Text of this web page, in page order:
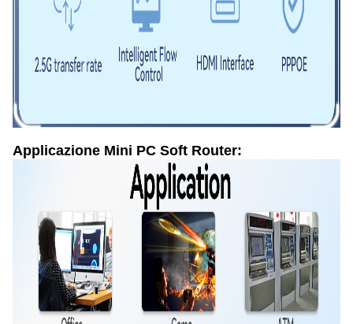
Applicazione Mini PC Soft Router: